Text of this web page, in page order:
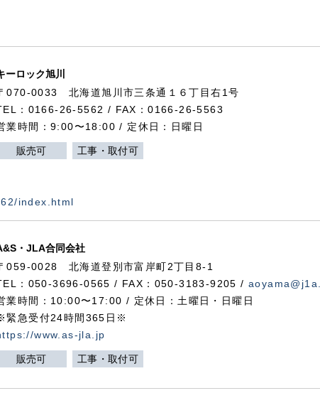
ーロック旭川
070-0033 北海道旭川市三条通１６丁目右1号
：0166-26-5562 / FAX：0166-26-5563
業時間：9:00〜18:00 / 定休日：日曜日
販売可 工事・取付可
index.html
・JLA合同会社
059-0028北海道登別市富岸町2丁目 8-1
：050-3696-0565 / FAX：050-3183-9205 /
業時間：10:00〜17:00 / 定休日：土曜日・日曜日
緊急受付24時間365日※
www.as-jla.jp
販売可 工事・取付可